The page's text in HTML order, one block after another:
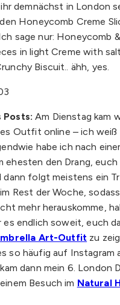
demnächst in London
Honeycomb Creme
sage nur: Honeycomb &
in light Creme with
Biscuit.. ähh, yes.
Posts:Am Dienstag kam
Outfit online – ich weiß
habe ich nach
ehesten den Drang,
dann folgt meistens ein
Rest der Woche,
mehr herauskomme,
es endlich soweit, euch
Art-Outfit zu
so häufig auf Instagram
dann mein 6. London
Besuch im Natural